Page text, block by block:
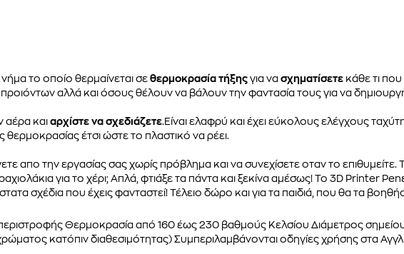
το οποίο θερμαίνεται σε θερμοκρασία τήξης για να σχηματίσετε κάθε τι που
προιόντων αλλά και όσους θέλουν να βάλουν την φαντασία τους για να
αέρα και αρχίστε να σχεδιάζετε.Είναι ελαφρύ και έχει εύκολους ελέγχους
έτσι ώστε το πλαστικό να ρέει.
απο την εργασίας σας χωρίς πρόβλημα και να συνεχίσετε οταν το
για το χέρι; Απλά, φτιάξε τα πάντα και ξεκίνα αμέσως! Το 3D Printer
σχέδια που έχεις φανταστεί! Τέλειο δώρο και για τα παιδιά, που θα τα
Θερμοκρασία από 160 έως 230 βαθμούς Κελσίου Διάμετρος
κατόπιν διαθεσιμότητας) Συμπεριλαμβάνονται οδηγίες χρήσης στα